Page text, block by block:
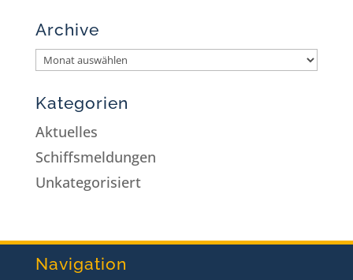
Archive
Kategorien
Aktuelles
Schiffsmeldungen
Unkategorisiert
Navigation